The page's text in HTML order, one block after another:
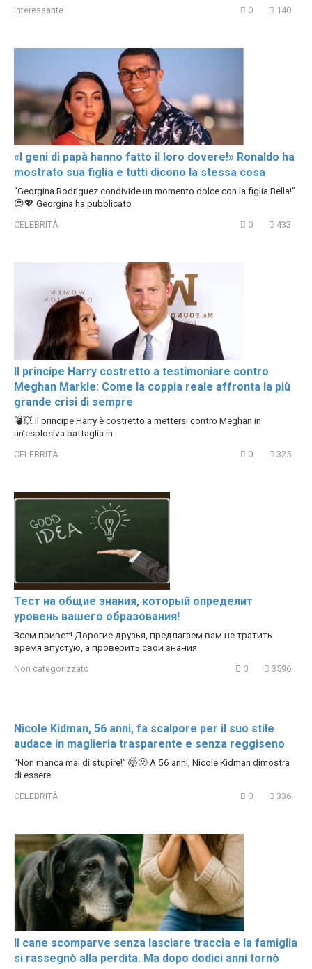
Interessante 0 140
«I geni di papà hanno fatto il loro dovere!» Ronaldo ha
mostrato sua figlia e tutti dicono la stessa cosa
“Georgina Rodriguez condivide un momento dolce con la figlia Bella!”
😍💖 Georgina ha pubblicato
CELEBRITÀ 0 433
Il principe Harry costretto a testimoniare contro
Meghan Markle: Come la coppia reale affronta la più
grande crisi di sempre
💣💥 Il principe Harry è costretto a mettersi contro Meghan in
un’esplosiva battaglia in
CELEBRITÀ 0 325
Тест на общие знания, который определит
уровень вашего образования!
Всем привет! Дорогие друзья, предлагаем вам не тратить
время впустую, а проверить свои знания
Non categorizzato 0 3596
Nicole Kidman, 56 anni, fa scalpore per il suo stile
audace in maglieria trasparente e senza reggiseno
“Non manca mai di stupire!” 🤯😮 A 56 anni, Nicole Kidman dimostra
di essere
CELEBRITÀ 0 336
Il cane scomparve senza lasciare traccia e la famiglia
si rassegnò alla perdita. Ma dopo dodici anni tornò